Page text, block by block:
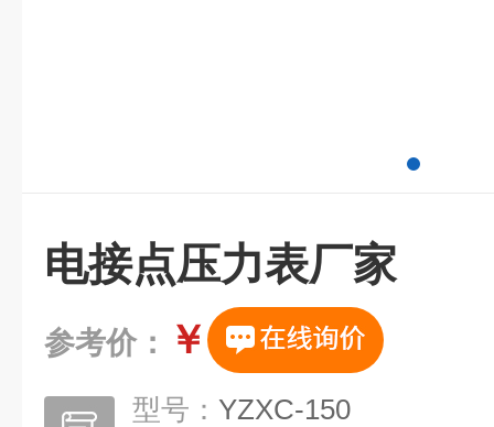
电接点压力表厂家
参考价： ￥
型号： YZXC-150